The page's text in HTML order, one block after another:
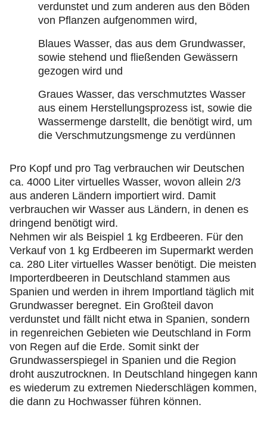
verdunstet und zum anderen aus den Böden
von Pflanzen aufgenommen wird,
Blaues Wasser, das aus dem Grundwasser,
sowie stehend und fließenden Gewässern
gezogen wird und
Graues Wasser, das verschmutztes Wasser
aus einem Herstellungsprozess ist, sowie die
Wassermenge darstellt, die benötigt wird, um
die Verschmutzungsmenge zu verdünnen
Pro Kopf und pro Tag verbrauchen wir Deutschen
ca. 4000 Liter virtuelles Wasser, wovon allein 2/3
aus anderen Ländern importiert wird. Damit
verbrauchen wir Wasser aus Ländern, in denen es
dringend benötigt wird.
Nehmen wir als Beispiel 1 kg Erdbeeren. Für den
Verkauf von 1 kg Erdbeeren im Supermarkt werden
ca. 280 Liter virtuelles Wasser benötigt. Die meisten
Importerdbeeren in Deutschland stammen aus
Spanien und werden in ihrem Importland täglich mit
Grundwasser beregnet. Ein Großteil davon
verdunstet und fällt nicht etwa in Spanien, sondern
in regenreichen Gebieten wie Deutschland in Form
von Regen auf die Erde. Somit sinkt der
Grundwasserspiegel in Spanien und die Region
droht auszutrocknen. In Deutschland hingegen kann
es wiederum zu extremen Niederschlägen kommen,
die dann zu Hochwasser führen können.